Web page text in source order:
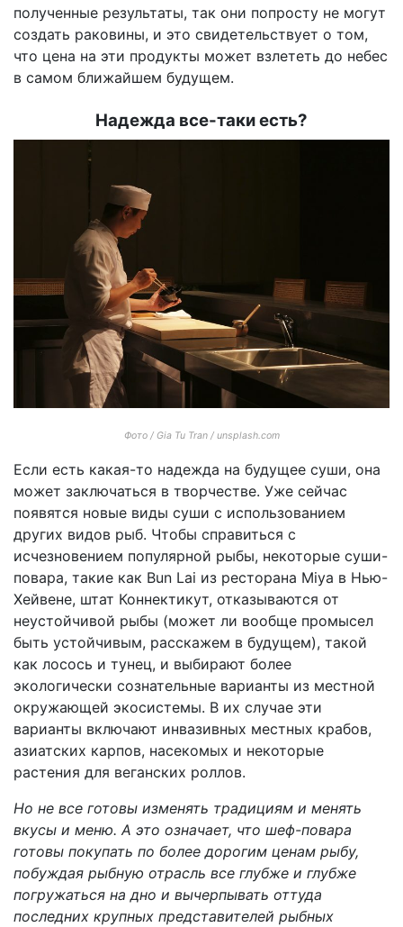
полученные результаты, так они попросту не могут
создать раковины, и это свидетельствует о том,
что цена на эти продукты может взлететь до небес
в самом ближайшем будущем.
Надежда все-таки есть?
Фото / Gia Tu Tran / unsplash.com
Если есть какая-то надежда на будущее суши, она
может заключаться в творчестве. Уже сейчас
появятся новые виды суши с использованием
других видов рыб. Чтобы справиться с
исчезновением популярной рыбы, некоторые суши-
повара, такие как Bun Lai из ресторана Miya в Нью-
Хейвене, штат Коннектикут, отказываются от
неустойчивой рыбы (может ли вообще промысел
быть устойчивым, расскажем в будущем), такой
как лосось и тунец, и выбирают более
экологически сознательные варианты из местной
окружающей экосистемы. В их случае эти
варианты включают инвазивных местных крабов,
азиатских карпов, насекомых и некоторые
растения для веганских роллов.
Но не все готовы изменять традициям и менять
вкусы и меню. А это означает, что шеф-повара
готовы покупать по более дорогим ценам рыбу,
побуждая рыбную отрасль все глубже и глубже
погружаться на дно и вычерпывать оттуда
последних крупных представителей рыбных